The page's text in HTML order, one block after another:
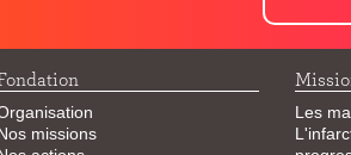
missions
Les